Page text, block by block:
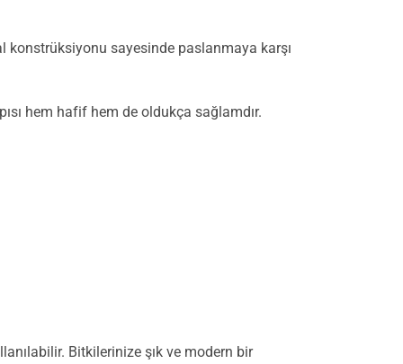
konstrüksiyonu sayesinde paslanmaya karşı
hem hafif hem de oldukça sağlamdır.
Bitkilerinize şık ve modern bir